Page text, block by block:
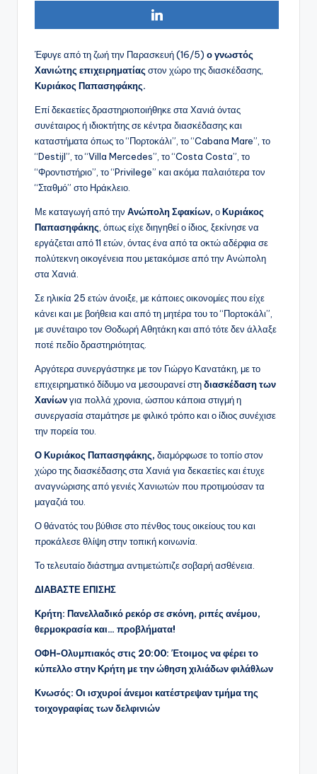
Έφυγε από τη ζωή την Παρασκευή (16/5) ο γνωστός
Χανιώτης επιχειρηματίας στον χώρο της διασκέδασης,
Κυριάκος Παπασηφάκης.
Επί δεκαετίες δραστηριοποιήθηκε στα Χανιά όντας
συνέταιρος ή ιδιοκτήτης σε κέντρα διασκέδασης και
καταστήματα όπως το “Πορτοκάλι”, το “Cabana Mare”, το
“Destijl”, το “Villa Mercedes”, το “Costa Costa”, το
“Φροντιστήριο”, το “Privilege” και ακόμα παλαιότερα τον
“Σταθμό” στο Ηράκλειο.
Με καταγωγή από την Ανώπολη Σφακίων, οΚυριάκος
Παπασηφάκης , όπως είχε διηγηθεί ο ίδιος, ξεκίνησε να
εργάζεται από 11 ετών, όντας ένα από τα οκτώ αδέρφια σε
πολύτεκνη οικογένεια που μετακόμισε από την Ανώπολη
στα Χανιά.
Σε ηλικία 25 ετών άνοιξε, με κάποιες οικονομίες που είχε
κάνει και με βοήθεια και από τη μητέρα του το “Πορτοκάλι”,
με συνέταιρο τον Θοδωρή Αθητάκη και από τότε δεν άλλαξε
ποτέ πεδίο δραστηριότητας.
Αργότερα συνεργάστηκε με τον Γιώργο Κανατάκη, με το
επιχειρηματικό δίδυμο να μεσουρανεί στηδιασκέδαση των
Χανίωνγια πολλά χρονια, ώσπου κάποια στιγμή η
συνεργασία σταμάτησε με φιλικό τρόπο και ο ίδιος συνέχισε
την πορεία του.
Ο Κυριάκος Παπασηφάκης, διαμόρφωσε το τοπίο στον
χώρο της διασκέδασης στα Χανιά για δεκαετίες και έτυχε
αναγνώρισης από γενιές Χανιωτών που προτιμούσαν τα
μαγαζιά του.
Ο θάνατός του βύθισε στο πένθος τους οικείους του και
προκάλεσε θλίψη στην τοπική κοινωνία.
Το τελευταίο διάστημα αντιμετώπιζε σοβαρή ασθένεια.
ΔΙΑΒΑΣΤΕ ΕΠΙΣΗΣ
Κρήτη: Πανελλαδικό ρεκόρ σε σκόνη, ριπές ανέμου,
θερμοκρασία και… προβλήματα!
ΟΦΗ-Ολυμπιακός στις 20:00: Έτοιμος να φέρει το
κύπελλο στην Κρήτη με την ώθηση χιλιάδων φιλάθλων
Κνωσός: Οι ισχυροί άνεμοι κατέστρεψαν τμήμα της
τοιχογραφίας των δελφινιών